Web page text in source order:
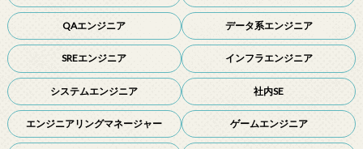
QAエンジニア データ系エンジニア
SREエンジニア インフラエンジニア
システムエンジニア 社内SE
エンジニアリングマネージャー ゲームエンジニア